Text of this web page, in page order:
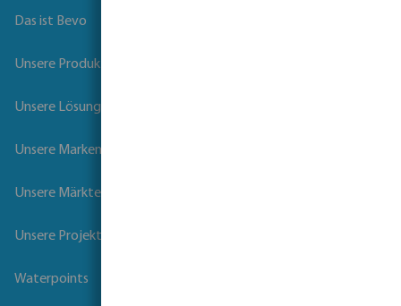
Das ist Bevo
Unsere Produkte
Unsere Lösungen
Unsere Marken
Unsere Märkte
Unsere Projekte
Waterpoints